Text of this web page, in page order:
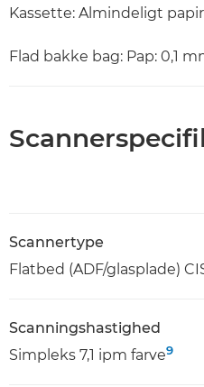
Kassette: Almindeligt
Flad bakke bag: Pap: 0,1
Scannertype
Flatbed (ADF/glasplade)
Scanningshastighed
Simpleks 7,1 ipm farve9